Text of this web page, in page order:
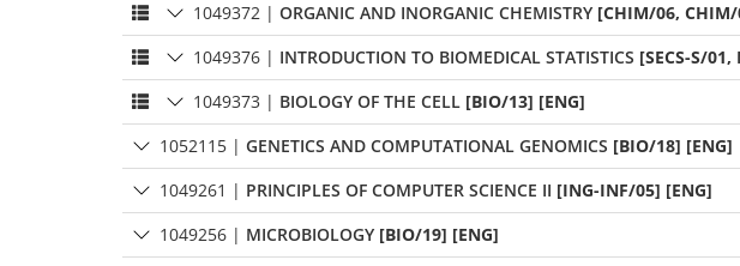
1049372 | ORGANIC AND INORGANIC CHEMISTRY [CHIM/06, CHIM/
1049376 | INTRODUCTION TO BIOMEDICAL STATISTICS [SECS-S/
1049373 | BIOLOGY OF THE CELL [BIO/13] [ENG]
1052115 | GENETICS AND COMPUTATIONAL GENOMICS [BIO/18] [ENG]
1049261 | PRINCIPLES OF COMPUTER SCIENCE II [ING-INF/05] [ENG]
1049256 | MICROBIOLOGY [BIO/19] [ENG]